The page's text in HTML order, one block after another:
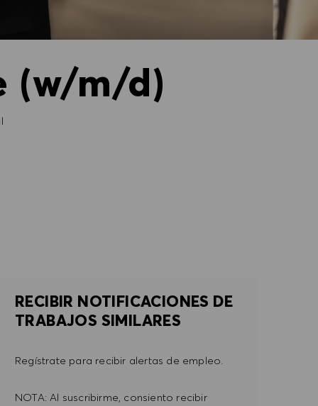
(w/m/d)
RECIBIR NOTIFICACIONES DE
TRABAJOS SIMILARES
Regístrate para recibir alertas de empleo.
NOTA: Al suscribirme, consiento recibir